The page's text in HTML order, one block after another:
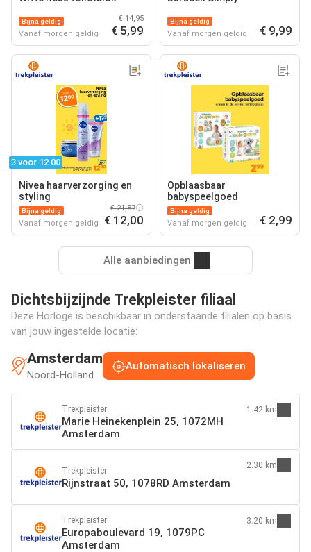
Bijna geldig
Vanaf morgen geldig
€ 14,95
€ 5,99
Bijna geldig
Vanaf morgen geldig € 9,99
3 voor 12.00
Nivea haarverzorging en
styling
Bijna geldig
Vanaf morgen geldig
€ 21,87
€ 12,00
Opblaasbaar
babyspeelgoed
Bijna geldig
Vanaf morgen geldig € 2,99
Alle aanbiedingen
Dichtsbijzijnde Trekpleister filiaal
Deze Horloge is beschikbaar in onderstaande filialen op basis
van jouw ingestelde locatie:
Amsterdam
Noord-Holland
Automatisch lokaliseren
Trekpleister
Marie Heinekenplein 25, 1072MH
Amsterdam
1.42 km
Trekpleister
Rijnstraat 50, 1078RD Amsterdam
2.30 km
Trekpleister
Europaboulevard 19, 1079PC
Amsterdam
3.20 km